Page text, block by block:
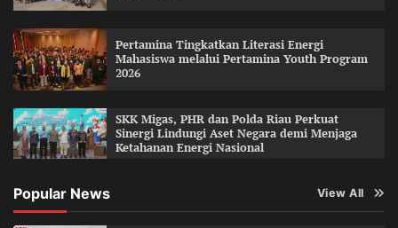
Pertamina Tingkatkan Literasi Energi
Mahasiswa melalui Pertamina Youth Program
2026
SKK Migas, PHR dan Polda Riau Perkuat
Sinergi Lindungi Aset Negara demi Menjaga
Ketahanan Energi Nasional
Popular News View All